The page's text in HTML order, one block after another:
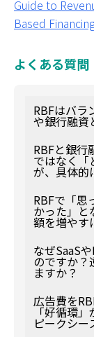
Guide to
Based
よくある質問
RBFはバラ
や銀行融資
RBFと銀行
ではなく「
が、具体的
RBFで「思
かった」と
額を増やす
なぜSaaS
のですか？
ますか？
広告費を
「好循環」
ピークシ